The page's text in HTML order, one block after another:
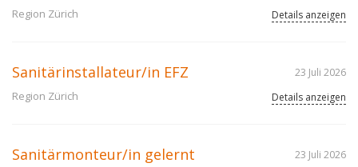
Region Zürich
Details anzeigen
Sanitärinstallateur/in EFZ
Region Zürich
23 Juli 2026
Details anzeigen
Sanitärmonteur/in gelernt
23 Juli 2026